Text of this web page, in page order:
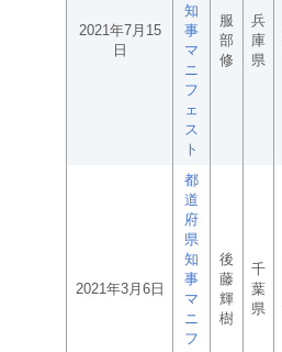
2021年7月15
日
知
事
マ
ニ
フ
ェ
ス
ト
服
部
修
兵
庫
県
2021年3月6日
都
道
府
県
知
事
マ
ニ
フ
後
藤
輝
樹
千
葉
県